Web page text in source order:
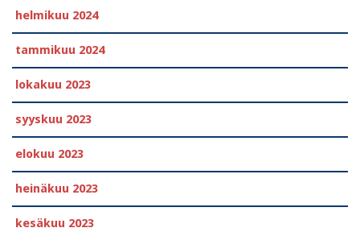
helmikuu 2024
tammikuu 2024
lokakuu 2023
syyskuu 2023
elokuu 2023
heinäkuu 2023
kesäkuu 2023